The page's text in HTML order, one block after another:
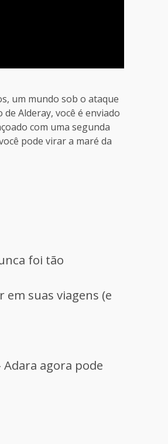
um mundo sob o ataque
Alderay, você é enviado
com uma segunda
pode virar a maré da
foi tão
suas viagens (e
agora pode